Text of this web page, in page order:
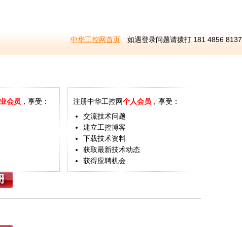
中华工控网首页 如遇登录问题请拨打 181 4856 8137
会员 ，享受：
注册中华工控网个人会员 ，享受：
交流技术问题
建立工控博客
下载技术资料
获取最新技术动态
获得应聘机会